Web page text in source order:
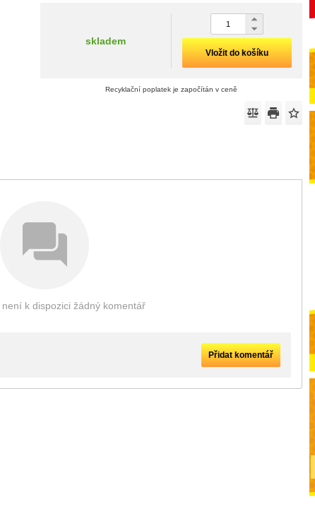
skladem
Vložit do košíku
Recyklační poplatek je započítán v ceně
k dispozici žádný komentář
Přidat komentář